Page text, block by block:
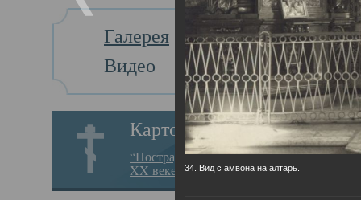
Галерея
Видео
Картотека
“Пострадавшие за веру в
XX веке на Севере”
Главная
34. Вид с амвона на алтарь.